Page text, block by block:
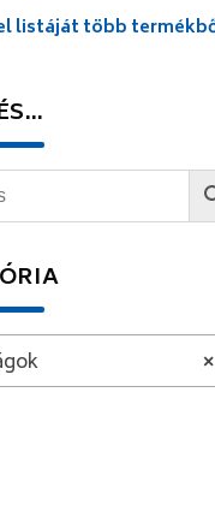
listáját több
×